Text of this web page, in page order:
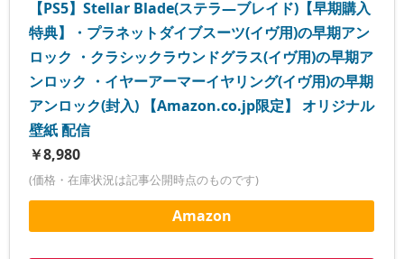
【PS5】Stellar Blade(ステラ―ブレイド)【早期購入
特典】・プラネットダイブスーツ(イヴ用)の早期アン
ロック ・クラシックラウンドグラス(イヴ用)の早期ア
ンロック ・イヤーアーマーイヤリング(イヴ用)の早期
アンロック(封入) 【Amazon.co.jp限定】 オリジナル
壁紙 配信
￥8,980
(価格・在庫状況は記事公開時点のものです)
Amazon